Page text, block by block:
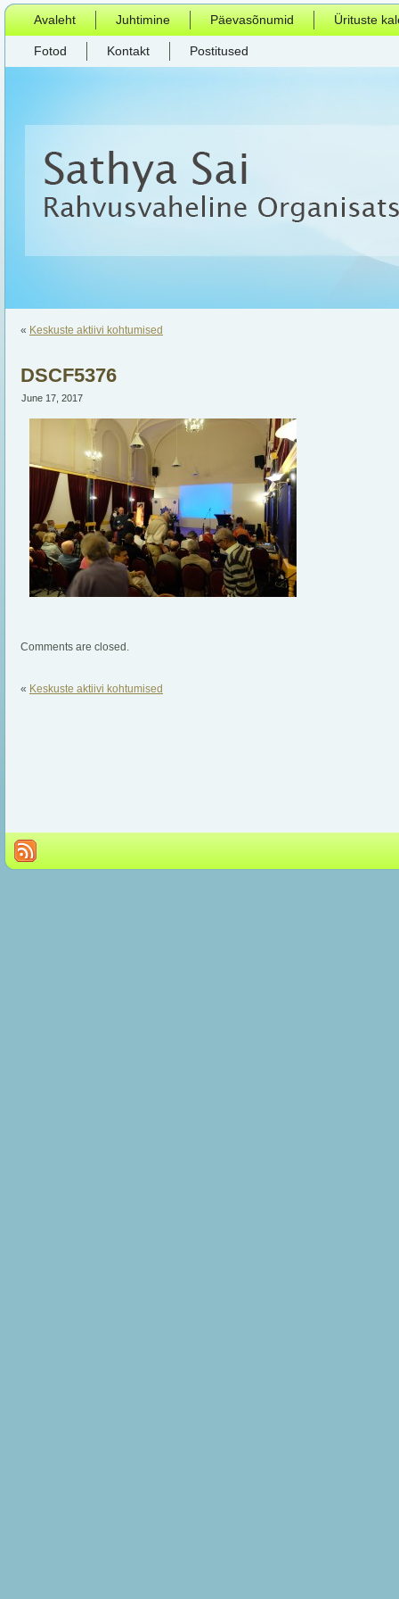
Avaleht Juhtimine Päevasõnumid Ürituste
Fotod Kontakt Postitused
« Keskuste aktiivi kohtumised
DSCF5376
June 17, 2017
Comments are closed.
« Keskuste aktiivi kohtumised